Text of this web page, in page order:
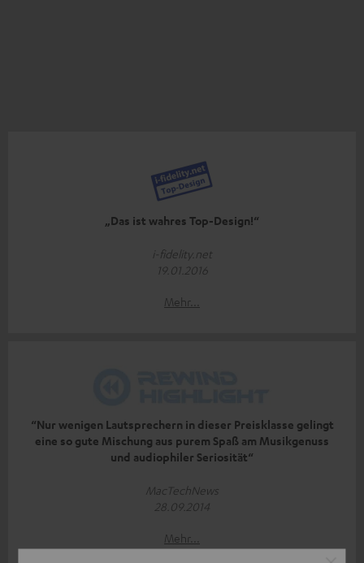
„Das ist wahres Top-Design!“
i-fidelity.net
19.01.2016
Mehr...
“Nur wenigen Lautsprechern in dieser Preisklasse gelingt
eine so gute Mischung aus purem Spaß am Musikgenuss
und audiophiler Seriosität“
MacTechNews
28.09.2014
Mehr...